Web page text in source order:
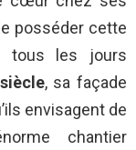
posséder cette
tous les jours
, sa façade
envisagent de
chantier